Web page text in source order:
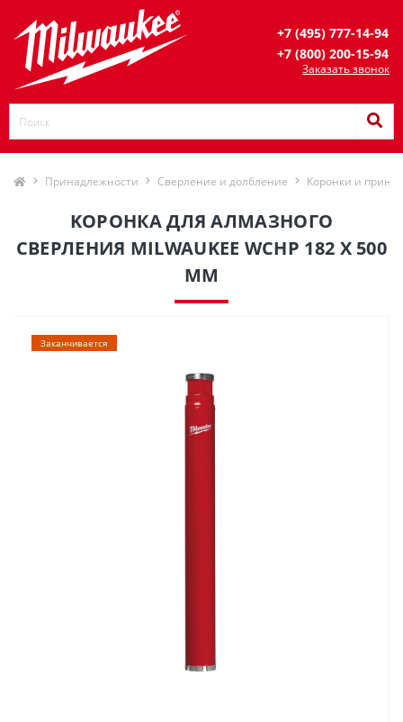
+7 (495) 777-14-94
+7 (800) 200-15-94
Заказать звонок
Принадлежности Сверление и долбление Коронки и
KOPOНКА ДЛЯ AЛМAЗНОГО
СВЕРЛЕНИЯ MILWAUKEE WCHP 182 X 500
ММ
Заканчивается